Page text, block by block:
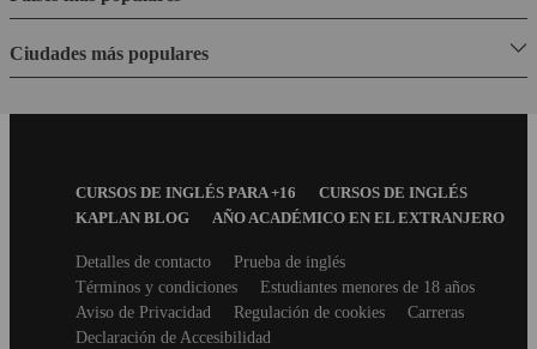
Ciudades más populares
FooterCURSOS DE INGLÉS PARA +16
CURSOS DE INGLÉS
KAPLAN BLOG
AÑO ACADÉMICO EN EL EXTRANJERO
SecondaryDetalles de contacto
Prueba de inglés
Términos y condiciones
Estudiantes menores de 18 años
Aviso de Privacidad
Regulación de cookies
Carreras
Declaración de Accesibilidad